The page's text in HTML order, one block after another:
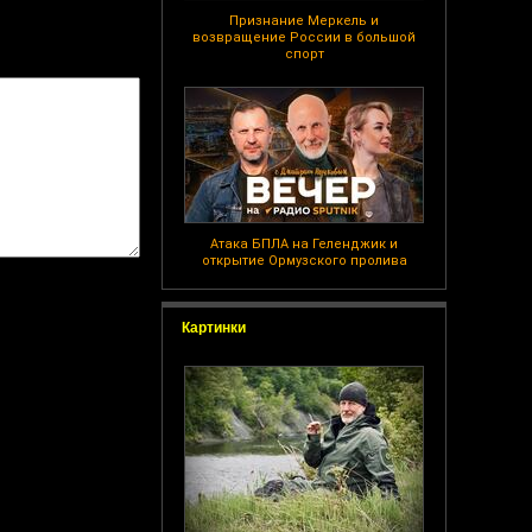
Признание Меркель и
возвращение России в большой
спорт
Атака БПЛА на Геленджик и
открытие Ормузского пролива
Картинки